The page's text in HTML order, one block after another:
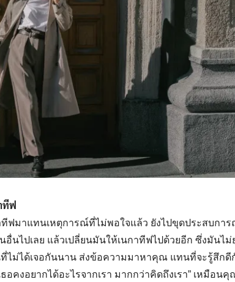
ทีฟ
ฟมาแทนเหตุการณ์ที่ไม่พอใจแล้ว ยังไปขุดประสบกา
นไปเลย แล้วเปลี่ยนมันให้เนกาทีฟไปด้วยอีก ซึ่งมันไม่
ที่ไม่ได้เจอกันนาน ส่งข้อความมาหาคุณ แทนที่จะรู้สึก
ธอคงอยากได้อะไรจากเรา มากกว่าคิดถึงเรา” เหมือน